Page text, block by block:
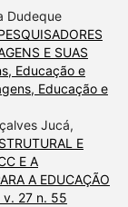
Dudeque
E SUAS
Educação e
Educação e
Jucá,
E
E A
A EDUCAÇÃO
v. 27 n. 55